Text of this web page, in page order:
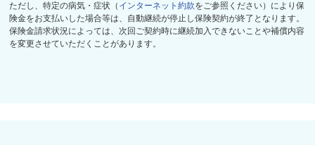
ただし、特定の病気・症状（ インターネット約款をご参照ください）により保
険金をお支払いした場合等は、自動継続が停止し保険契約が終了となります。
保険金請求状況によっては、次回ご契約時に継続加入できないことや補償内容
を変更させていただくことがあります。